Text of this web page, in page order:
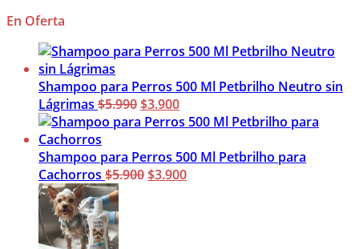
En Oferta
Shampoo para Perros 500 Ml Petbrilho Neutro sin
Lágrimas $5.990El
precio
era:
$5.990.
$3.900El
precio
es:
$3.900.
Shampoo para Perros 500 Ml Petbrilho para
Cachorros $5.900El
$3.900El